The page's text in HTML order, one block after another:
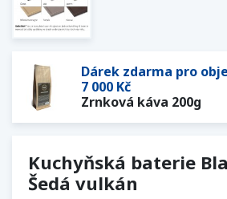
Dárek zdarma pro
7 000 Kč
Zrnková káva 200g
Kuchyňská baterie
Šedá vulkán